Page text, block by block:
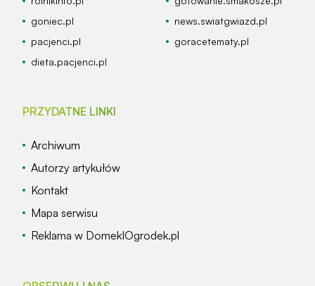
goniec.pl
news.swiatgwiazd.pl
pacjenci.pl
goracetematy.pl
dieta.pacjenci.pl
PRZYDATNE LINKI
Archiwum
Autorzy artykułów
Kontakt
Mapa serwisu
Reklama w DomekIOgrodek.pl